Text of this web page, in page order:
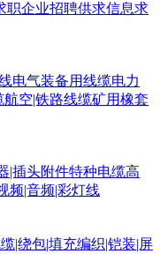
职企业招聘供求信息求
电气装备用线缆电力
航空|铁路线缆矿用橡套
|插头附件特种电缆高
频|音频|彩灯线
|绕包|填充编织|铠装|屏